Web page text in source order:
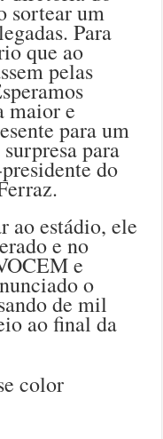
sortear um
Para
que ao
pelas
maior e
para um
para
do
ao estádio, ele
e no
e
o
de mil
ao final da